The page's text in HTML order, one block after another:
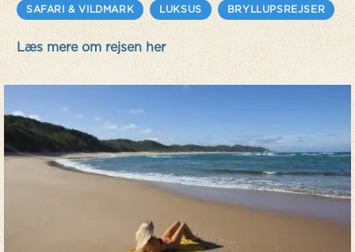
foretager hvert år. Dette er en ægte luksussafari,
en kombination af luksus og store
naturoplevelser! Denne rej...
SAFARI & VILDMARK LUKSUS BRYLLUPSREJSER
Læs mere om rejsen her